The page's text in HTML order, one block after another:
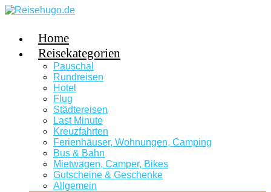
Home
Reisekategorien
Pauschal
Rundreisen
Hotel
Flug
Städtereisen
Last Minute
Kreuzfahrten
Ferienhäuser, Wohnungen, Camping
Bus & Bahn
Mietwagen, Camper, Bikes
Gutscheine & Geschenke
Allgemein